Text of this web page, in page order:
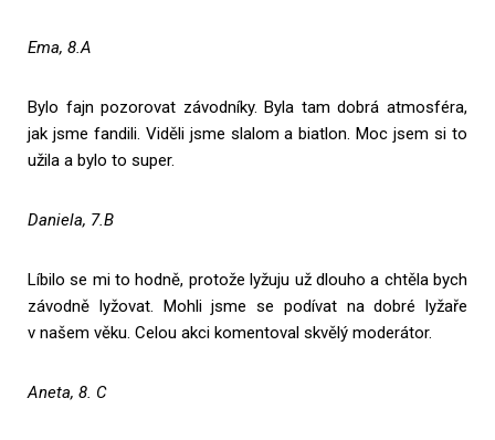
Ema, 8.A
Bylo fajn pozorovat závodníky. Byla tam dobrá atmosféra,
jak jsme fandili. Viděli jsme slalom a biatlon. Moc jsem si to
užila a bylo to super.
Daniela, 7.B
Líbilo se mi to hodně, protože lyžuju už dlouho a chtěla bych
závodně lyžovat. Mohli jsme se podívat na dobré lyžaře
v našem věku. Celou akci komentoval skvělý moderátor.
Aneta, 8. C